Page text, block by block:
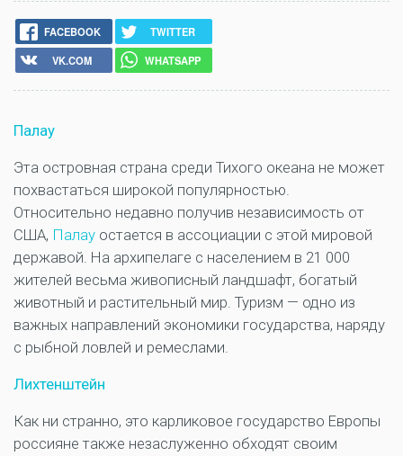
FACEBOOK
TWITTER
VK.COM
WHATSAPP
Палау
Эта островная страна среди Тихого океана не может
похвастаться широкой популярностью.
Относительно недавно получив независимость от
США, Палау остается в ассоциации с этой мировой
державой. На архипелаге с населением в 21 000
жителей весьма живописный ландшафт, богатый
животный и растительный мир. Туризм — одно из
важных направлений экономики государства, наряду
с рыбной ловлей и ремеслами.
Лихтенштейн
Как ни странно, это карликовое государство Европы
россияне также незаслуженно обходят своим